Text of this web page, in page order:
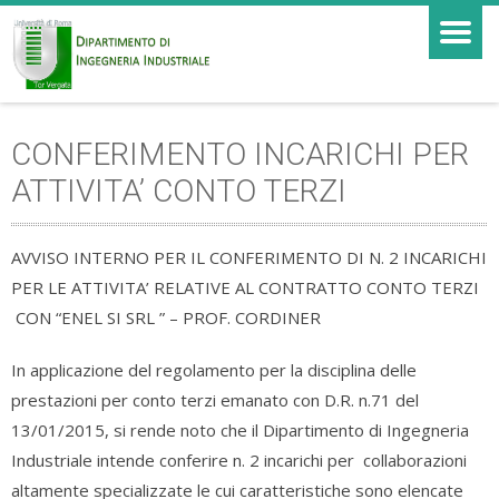
CONFERIMENTO INCARICHI PER
ATTIVITA’ CONTO TERZI
AVVISO INTERNO PER IL CONFERIMENTO DI N. 2 INCARICHI
PER LE ATTIVITA’ RELATIVE AL CONTRATTO CONTO TERZI
CON “ENEL SI SRL ” – PROF. CORDINER
In applicazione del regolamento per la disciplina delle
prestazioni per conto terzi emanato con D.R. n.71 del
13/01/2015, si rende noto che il Dipartimento di Ingegneria
Industriale intende conferire n. 2 incarichi per collaborazioni
altamente specializzate le cui caratteristiche sono elencate